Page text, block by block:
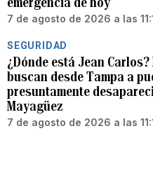
7 de agosto de 2026 a las
SEGURIDAD
¿Dónde está Jean
buscan desde Tampa a
presuntamente
Mayagüez
7 de agosto de 2026 a las